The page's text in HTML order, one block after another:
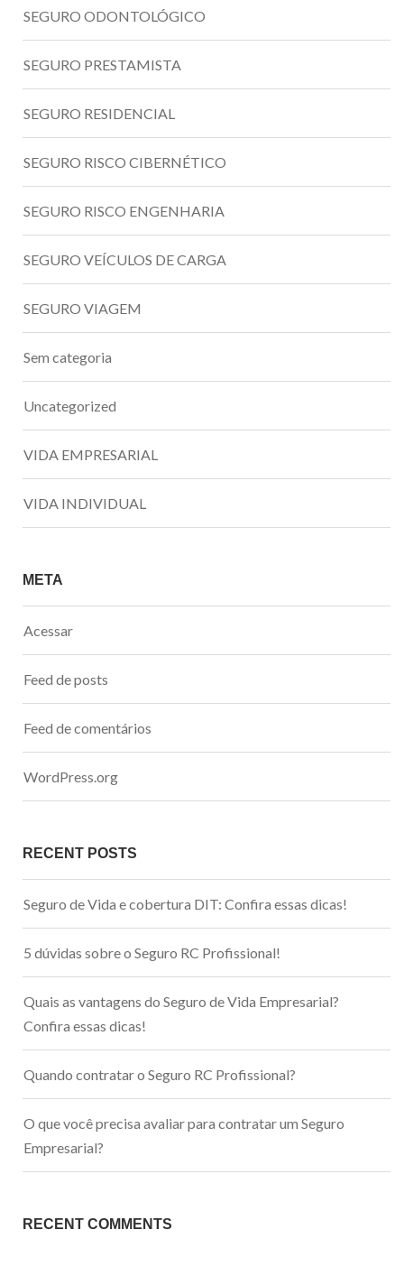
SEGURO ODONTOLÓGICO
SEGURO PRESTAMISTA
SEGURO RESIDENCIAL
SEGURO RISCO CIBERNÉTICO
SEGURO RISCO ENGENHARIA
SEGURO VEÍCULOS DE CARGA
SEGURO VIAGEM
Sem categoria
Uncategorized
VIDA EMPRESARIAL
VIDA INDIVIDUAL
META
Acessar
Feed de posts
Feed de comentários
WordPress.org
RECENT POSTS
Seguro de Vida e cobertura DIT: Confira essas dicas!
5 dúvidas sobre o Seguro RC Profissional!
Quais as vantagens do Seguro de Vida Empresarial?
Confira essas dicas!
Quando contratar o Seguro RC Profissional?
O que você precisa avaliar para contratar um Seguro
Empresarial?
RECENT COMMENTS